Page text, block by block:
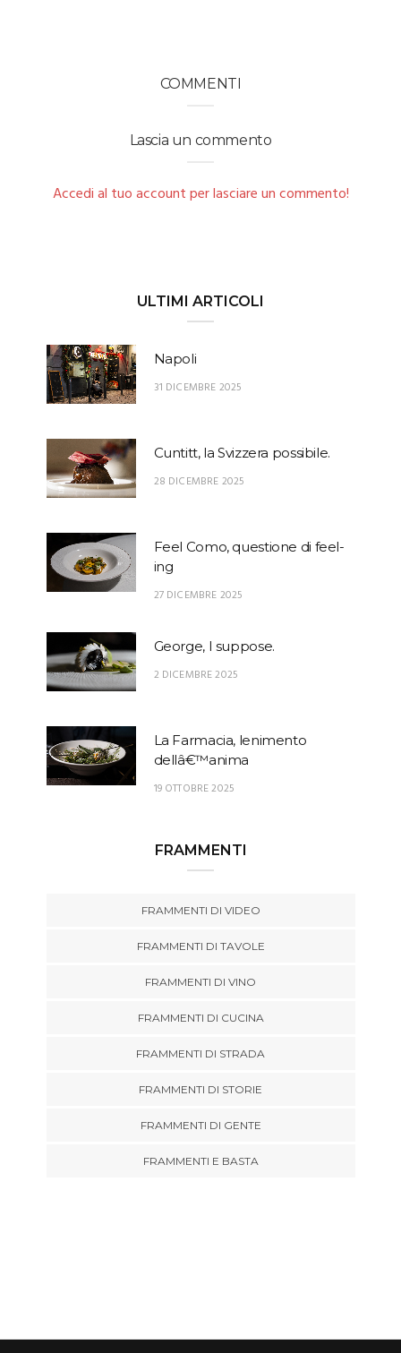
COMMENTI
Lascia un commento
Accedi al tuo account per lasciare un commento!
ULTIMI ARTICOLI
Napoli
31 DICEMBRE 2025
Cuntitt, la Svizzera possibile.
28 DICEMBRE 2025
Feel Como, questione di feel-
ing
27 DICEMBRE 2025
George, I suppose.
2 DICEMBRE 2025
La Farmacia, lenimento
dellâ€™anima
19 OTTOBRE 2025
FRAMMENTI
FRAMMENTI DI VIDEO
FRAMMENTI DI TAVOLE
FRAMMENTI DI VINO
FRAMMENTI DI CUCINA
FRAMMENTI DI STRADA
FRAMMENTI DI STORIE
FRAMMENTI DI GENTE
FRAMMENTI E BASTA